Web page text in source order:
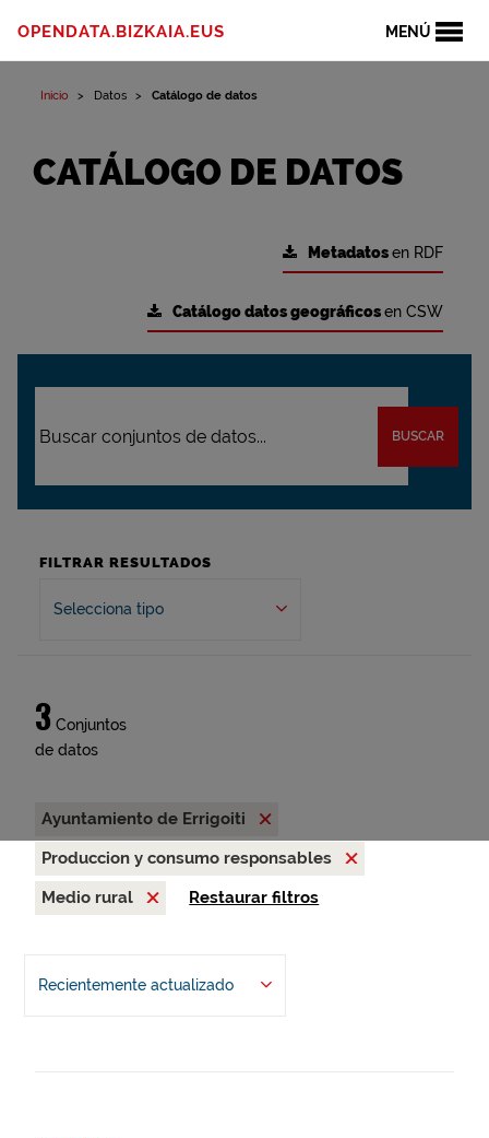
MENÚ
OPENDATA.BIZKAIA.EUS
Inicio Datos Catálogo de datos
CATÁLOGO DE DATOS
Metadatosen RDF
Catálogo datos geográficosen CSW
BUSCAR
FILTRAR RESULTADOS
Selecciona tipo
3 Conjuntos
de datos
Ayuntamiento de Errigoiti
Produccion y consumo responsables
Medio rural
Restaurar filtros
Recientemente actualizado